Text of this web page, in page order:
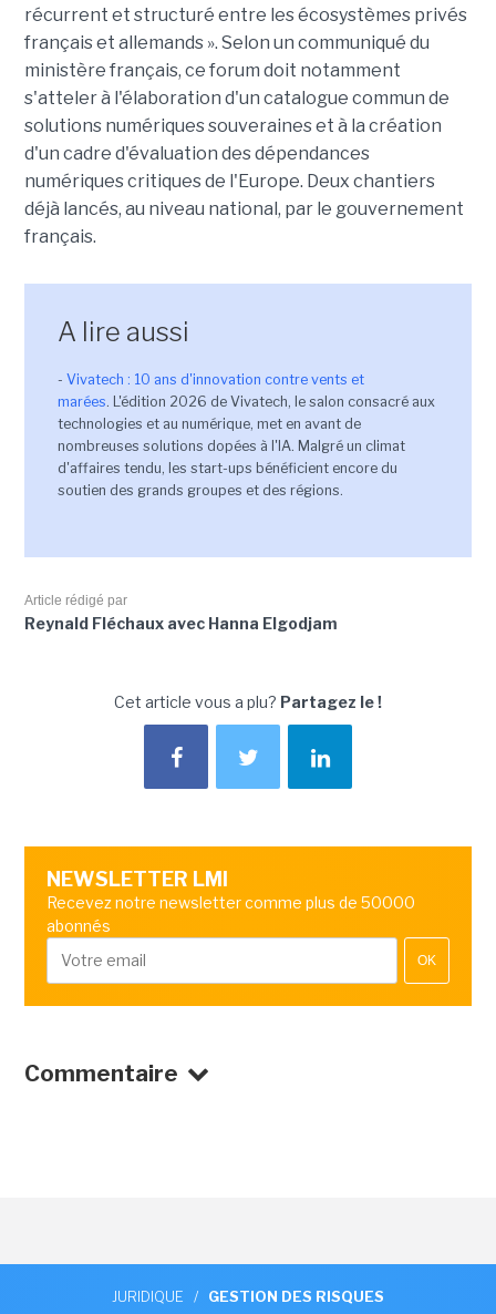
récurrent et structuré entre les écosystèmes privés
français et allemands ». Selon un communiqué du
ministère français, ce forum doit notamment
s'atteler à l'élaboration d'un catalogue commun de
solutions numériques souveraines et à la création
d'un cadre d'évaluation des dépendances
numériques critiques de l'Europe. Deux chantiers
déjà lancés, au niveau national, par le gouvernement
français.
A lire aussi
- Vivatech : 10 ans d'innovation contre vents et
marées. L'édition 2026 de Vivatech, le salon consacré aux
technologies et au numérique, met en avant de
nombreuses solutions dopées à l'IA. Malgré un climat
d'affaires tendu, les start-ups bénéficient encore du
soutien des grands groupes et des régions.
Article rédigé par
Reynald Fléchaux avec Hanna Elgodjam
Cet article vous a plu? Partagez le !
NEWSLETTER LMI
Recevez notre newsletter comme plus de 50000
abonnés
OK
Commentaire
JURIDIQUE / GESTION DES RISQUES